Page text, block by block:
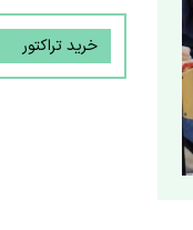
خرید تراکتور